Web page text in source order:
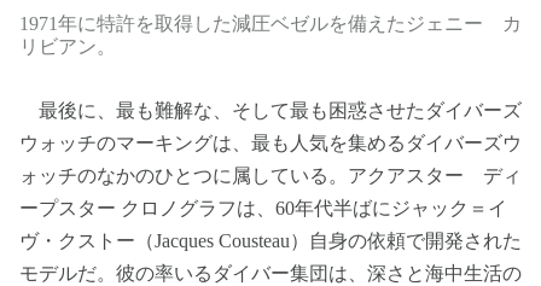
1971年に特許を取得した減圧ベゼルを備えたジェニー カ
リビアン。
最後に、最も難解な、そして最も困惑させたダイバーズ
ウォッチのマーキングは、最も人気を集めるダイバーズウ
ォッチのなかのひとつに属している。アクアスター ディ
ープスター クロノグラフは、60年代半ばにジャック＝イ
ヴ・クストー（Jacques Cousteau）自身の依頼で開発された
モデルだ。彼の率いるダイバー集団は、深さと海中生活の